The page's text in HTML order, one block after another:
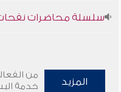
سلسلة محاضرات نفحات
المزيد
من
خدمة